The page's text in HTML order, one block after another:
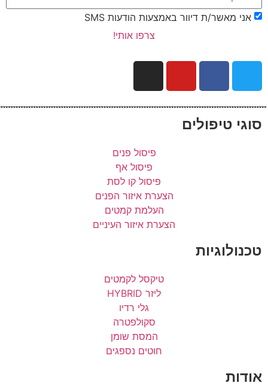
אני מאשר/ת דיוור באמצעות הודעות SMS
צרפו אותי!
סוגי טיפולים
פיסול פנים
פיסול אף
פיסול קו לסת
הצערת איזור הפנים
העלמת קמטים
הצערת איזור העיניים
טכנולוגיות
טיקסל לקמטים
ליזר HYBRID
גלי רדיו
סקולפטרה
המסת שומן
חוטים נספגים
אודות